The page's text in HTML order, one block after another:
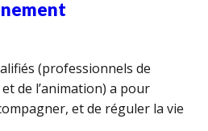
(professionnels de
de l’animation) a pour
et de réguler la vie